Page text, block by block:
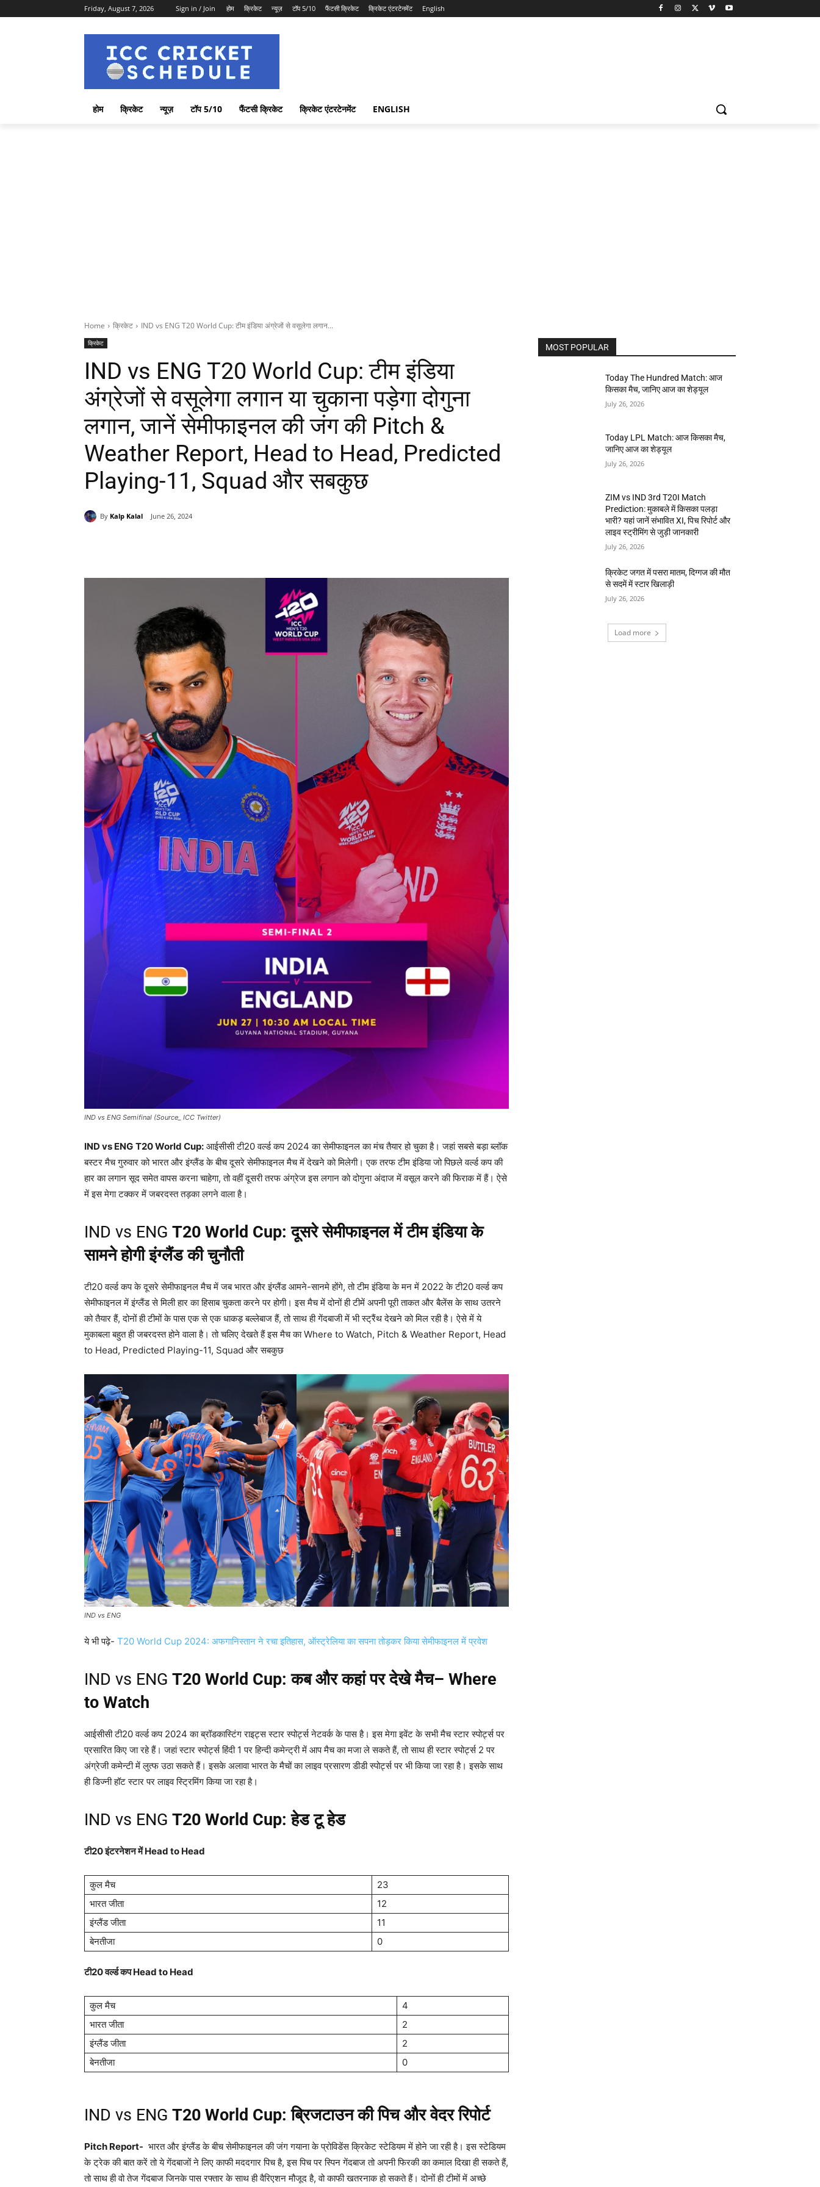
Friday, August 7, 2026 Sign in / Join होम क्रिकेट न्यूज़ टॉप 5/10 फैंटसी क्रिकेट क्रिकेट एंटरटेनमेंट English
होम क्रिकेट न्यूज़ टॉप 5/10 फैंटसी क्रिकेट क्रिकेट एंटरटेनमेंट ENGLISH
Home क्रिकेट IND vs ENG T20 World Cup: टीम इंडिया अंग्रेजों से वसूलेगा लगान...
क्रिकेट
IND vs ENG T20 World Cup: टीम इंडिया
अंग्रेजों से वसूलेगा लगान या चुकाना पड़ेगा दोगुना
लगान, जानें सेमीफाइनल की जंग की Pitch &
Weather Report, Head to Head, Predicted
Playing-11, Squad और सबकुछ
By Kalp Kalal June 26, 2024
IND vs ENG Semifinal (Source_ ICC Twitter)
IND vs ENG T20 World Cup: आईसीसी टी20 वर्ल्ड कप 2024 का सेमीफाइनल का मंच तैयार हो चुका है। जहां सबसे बड़ा ब्लॉक
बस्टर मैच गुरुवार को भारत और इंग्लैंड के बीच दूसरे सेमीफाइनल मैच में देखने को मिलेगी। एक तरफ टीम इंडिया जो पिछले वर्ल्ड कप की
हार का लगान सूद समेत वापस करना चाहेगा, तो वहीं दूसरी तरफ अंग्रेज इस लगान को दोगुना अंदाज में वसूल करने की फिराक में हैं। ऐसे
में इस मेगा टक्कर में जबरदस्त तड़का लगने वाला है।
IND vs ENG T20 World Cup:दूसरे सेमीफाइनल में टीम इंडिया के
सामने होगी इंग्लैंड की चुनौती
टी20 वर्ल्ड कप के दूसरे सेमीफाइनल मैच में जब भारत और इंग्लैंड आमने-सानमे होंगे, तो टीम इंडिया के मन में 2022 के टी20 वर्ल्ड कप
सेमीफाइनल में इंग्लैंड से मिली हार का हिसाब चुकता करने पर होगी। इस मैच में दोनों ही टीमें अपनी पूरी ताकत और बैलेंस के साथ उतरने
को तैयार हैं, दोनों ही टीमों के पास एक से एक धाकड़ बल्लेबाज हैं, तो साथ ही गेंदबाजी में भी स्ट्रैंथ देखने को मिल रही है। ऐसे में ये
मुकाबला बहुत ही जबरदस्त होने वाला है। तो चलिए देखते हैं इस मैच का Where to Watch, Pitch & Weather Report, Head
to Head, Predicted Playing-11, Squad और सबकुछ
IND vs ENG
ये भी पढ़े- T20 World Cup 2024: अफगानिस्तान ने रचा इतिहास, ऑस्ट्रेलिया का सपना तोड़कर किया सेमीफाइनल में प्रवेश
IND vs ENG T20 World Cup: कब और कहां पर देखे मैच– Where
to Watch
आईसीसी टी20 वर्ल्ड कप 2024 का ब्रॉडकास्टिंग राइट्स स्टार स्पोर्ट्स नेटवर्क के पास है। इस मेगा इवेंट के सभी मैच स्टार स्पोर्ट्स पर
प्रसारित किए जा रहे हैं। जहां स्टार स्पोर्ट्स हिंदी 1 पर हिन्दी कमेन्ट्री में आप मैच का मजा ले सकते हैं, तो साथ ही स्टार स्पोर्ट्स 2 पर
अंग्रेजी कमेन्टी में लुत्फ उठा सकते हैं। इसके अलावा भारत के मैचों का लाइव प्रसारण डीडी स्पोर्ट्स पर भी किया जा रहा है। इसके साथ
ही डिज्नी हॉट स्टार पर लाइव स्ट्रिमिंग किया जा रहा है।
IND vs ENG T20 World Cup: हेड टू हेड
टी20 इंटरनेशन मेंHead to Head
कुल मैच
23
भारत जीता
12
इंग्लैंड जीता
11
बेनतीजा
0
टी20 वर्ल्ड कपHead to Head
कुल मैच
4
भारत जीता
2
इंग्लैंड जीता
2
बेनतीजा
0
IND vs ENG T20 World Cup: ब्रिजटाउन की पिच और वेदर रिपोर्ट
Pitch Report- भारत और इंग्लैंड के बीच सेमीफाइनल की जंग गयाना के प्रोविडेंस क्रिकेट स्टेडियम में होने जा रही है। इस स्टेडियम
के ट्रेक की बात करें तो ये गेंदबाजों ने लिए काफी मददगार पिच है, इस पिच पर स्पिन गेंदबाज तो अपनी फिरकी का कमाल दिखा ही सकते हैं,
तो साथ ही वो तेज गेंदबाज जिनके पास रफ्तार के साथ ही वैरिएशन मौजूद है, वो काफी खतरनाक हो सकते हैं। दोनों ही टीमों में अच्छे
MOST POPULAR
Today The Hundred Match: आज
किसका मैच, जानिए आज का शेड्यूल
July 26, 2026
Today LPL Match: आज किसका मैच,
जानिए आज का शेड्यूल
July 26, 2026
ZIM vs IND 3rd T20I Match
Prediction: मुकाबले में किसका पलड़ा
भारी? यहां जानें संभावित XI, पिच रिपोर्ट और
लाइव स्ट्रीमिंग से जुड़ी जानकारी
July 26, 2026
क्रिकेट जगत में पसरा मातम, दिग्गज की मौत
से सदमें में स्टार खिलाड़ी
July 26, 2026
Load more